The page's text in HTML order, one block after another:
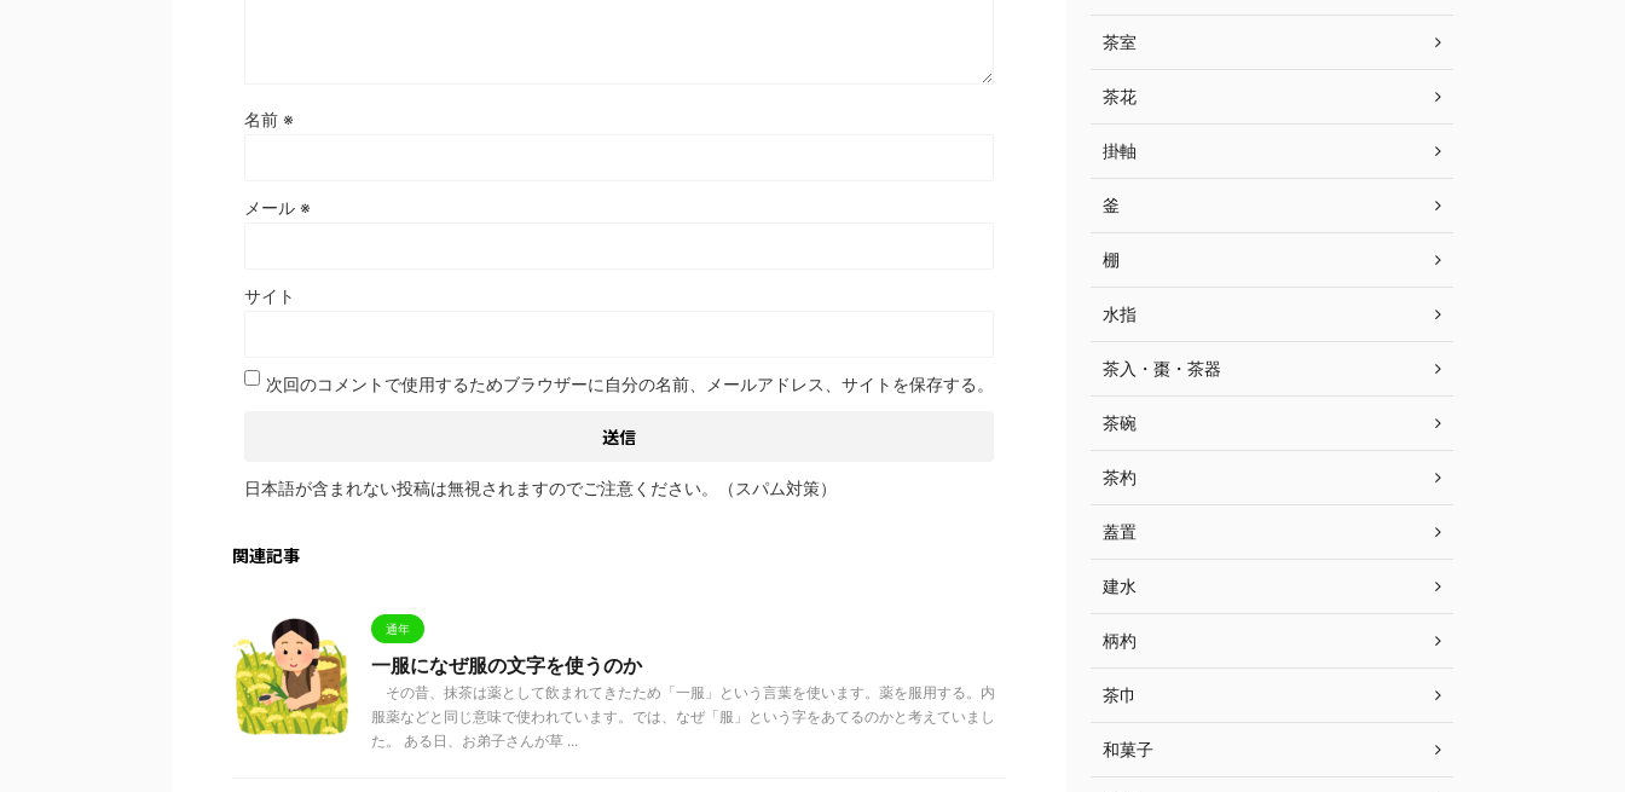
名前 ※
メール ※
サイト
次回のコメントで使用するためブラウザーに自分の名前、メールアドレス、サイトを保存する。
日本語が含まれない投稿は無視されますのでご注意ください。（スパム対策）
関連記事
通年
一服になぜ服の文字を使うのか
その昔、抹茶は薬として飲まれてきたため「一服」という言葉を使います。薬を服用する。内
服薬などと同じ意味で使われています。では、なぜ「服」という字をあてるのかと考えていまし
た。 ある日、お弟子さんが草 ...
茶室
茶花
掛軸
釜
棚
水指
茶入・棗・茶器
茶碗
茶杓
蓋置
建水
柄杓
茶巾
和菓子